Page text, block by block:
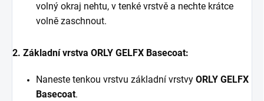
volný okraj nehtu, v tenké vrstvě a nechte krátce
volně zaschnout.
2. Základní vrstva ORLY GELFX Basecoat:
Naneste tenkou vrstvu základní vrstvy ORLY GELFX
Basecoat.